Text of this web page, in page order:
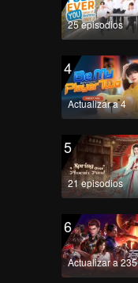
25 episodios
4
Actualizar a 4
5
21 episodios
6
Actualizar a 235